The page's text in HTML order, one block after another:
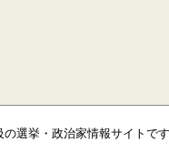
選挙・政治家情報サイトです